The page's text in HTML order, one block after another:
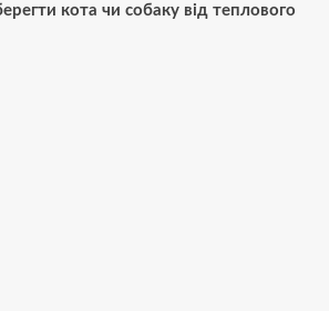
кота чи собаку від теплового